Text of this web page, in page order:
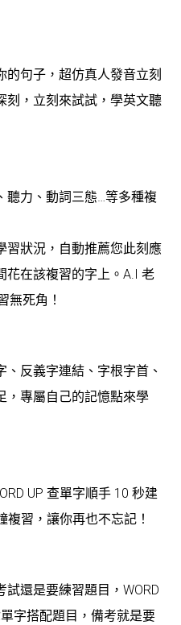
句子，超仿真人發音立刻
刻，立刻來試試，學英文聽
聽力、動詞三態…等多種複
習狀況，自動推薦您此刻應
花在該複習的字上。A.I 老
無死角！
反義字連結、字根字首、
，專屬自己的記憶點來學
UP 查單字順手 10 秒建
習，讓你再也不忘記！
還是要練習題目，WORD
字搭配題目，備考就是要